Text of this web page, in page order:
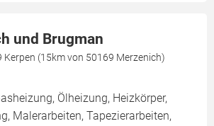
und Brugman
Kerpen (15km von 50169 Merzenich)
Ölheizung, Heizkörper,
Malerarbeiten, Tapezierarbeiten,